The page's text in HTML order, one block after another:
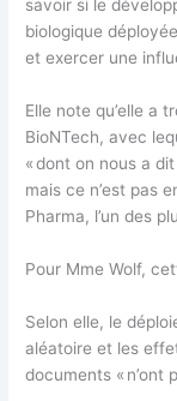
savoir si le
biologique
et exercer une
Elle note qu’elle a
BioNTech, avec
« dont on nous a dit
mais ce n’est pas
Pharma, l’un des
Pour Mme Wolf,
Selon elle, le
aléatoire et les
documents « n’ont